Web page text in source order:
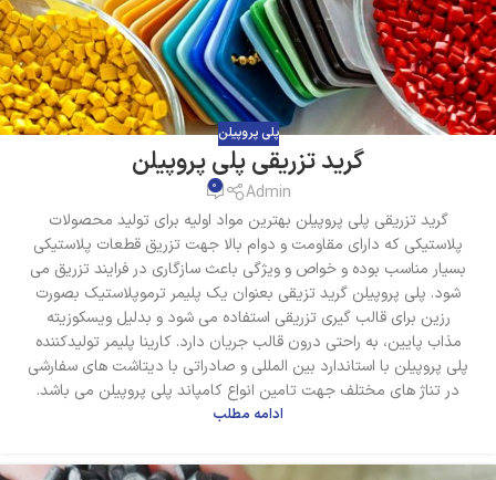
پلی پروپیلن
گرید تزریقی پلی پروپیلن
Admin
0
گرید تزریقی پلی پروپیلن بهترین مواد اولیه برای تولید محصولات
پلاستیکی که دارای مقاومت و دوام بالا جهت تزریق قطعات پلاستیکی
بسیار مناسب بوده و خواص و ویژگی‌ باعث سازگاری در فرایند تزریق می
شود. پلی پروپیلن گرید تزیقی بعنوان یک پلیمر ترموپلاستیک بصورت
رزین برای قالب گیری تزریقی استفاده می شود و بدلیل ویسکوزیته
مذاب پایین، به راحتی درون قالب جریان دارد. کارینا پلیمر تولیدکننده
پلی پروپیلن با استاندارد بین المللی و صادراتی با دیتاشت های سفارشی
در تناژ های مختلف جهت تامین انواع کامپاند پلی پروپیلن می باشد.
ادامه مطلب